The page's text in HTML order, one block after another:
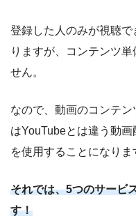
登録した人のみが視聴
りますが、コンテンツ
せん。
なので、動画のコンテ
はYouTubeとは違う動
を使用することになりま
それでは、5つのサービ
す！